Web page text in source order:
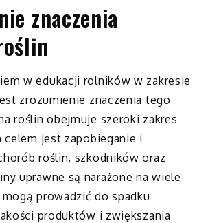
znaczenia
w edukacji rolników w zakresie
zrozumienie znaczenia tego
roślin obejmuje szeroki zakres
celem jest zapobieganie i
roślin, szkodników oraz
uprawne są narażone na wiele
prowadzić do spadku
produktów i zwiększania